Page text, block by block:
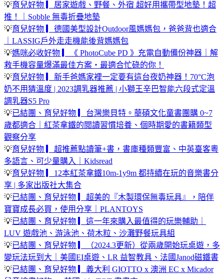
💡育兒好物 ▎居家遊戲、野餐、外宿 超好用攜帶型地墊！超
推！｜Sobble 無毒折疊地墊
💡育兒好物 ▎德國美型設計Outdoor風媽媽包，爸爸背也適合
｜LASSIG戶外走走機能後背媽媽包
💡媽咪必收好物 ▎《 PhotoCube PD 》充電自動備份神器｜解
救手機容量爆滿最佳方案・最適合忙碌的你！
💡育兒好物 ▎新手爸媽家裡一定要有這台夜奶神器！70°C泡
奶不用猜溫度 | 2023調乳器推薦 | 小獅王辛巴智能六段式定溫
調乳器S5 Pro
💡已結團、育兒好物 ▎台灣樂貝特。華碩文化童書團購 0~7
歲都適合｜紅茶拿鐵的閱讀習慣培養、個時期愛的書籍類型
觀察分享
💡育兒好物 ▎超推薦點讀筆+書，書庫種類豐富、中英臺客粵
多語言、可少量購入｜Kidsread
💡育兒好物 ▎12本紅茶拿鐵10m-1y9m 都持續在玩的音樂書分
享 | 多家出版社大集合
💡已結團、育兒好物 ▎超美的『木製環保無毒玩具』，陪伴
寶寶成長必買，使用分享｜PLANTOYS
💡已結團、育兒好物 ▎這一年來購入最值得的玩樂輔助｜
LUV 遊戲池、游泳池、荷木粒、沙灘野餐玩具組
💡已結團、育兒好物 ▎（2024.3更新）從兩歲開始玩桌遊，多
變玩法玩到大｜美國EI桌遊、LR 益智教具、法國Janod磁鐵書
💡已結團、育兒好物 ▎義大利 GIOTTO x 澳洲 EC x Micador